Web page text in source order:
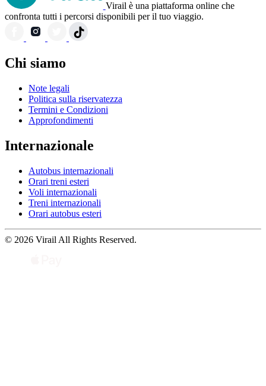
Virail è una piattaforma online che
confronta tutti i percorsi disponibili per il tuo viaggio.
Chi siamo
Note legali
Politica sulla riservatezza
Termini e Condizioni
Approfondimenti
Internazionale
Autobus internazionali
Orari treni esteri
Voli internazionali
Treni internazionali
Orari autobus esteri
© 2026 Virail All Rights Reserved.